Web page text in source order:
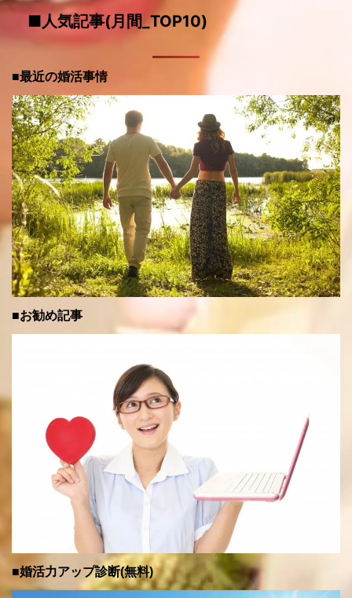
■人気記事(月間_TOP10)
■最近の婚活事情
■お勧め記事
■婚活力アップ診断(無料)